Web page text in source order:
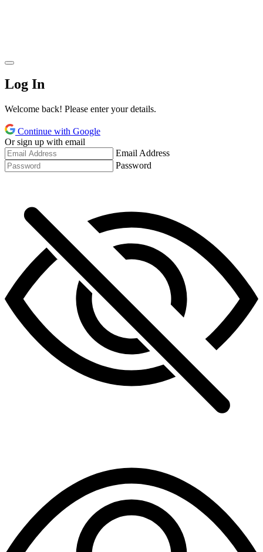
Log In
Welcome back! Please enter your details.
Continue with Google
Or sign up with email
Email Address
Password